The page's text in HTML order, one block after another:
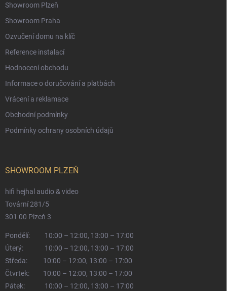
Showroom Plzeň
Showroom Praha
Ozvučení domu na klíč
Reference instalací
Hodnocení obchodu
Informace o doručování a platbách
Vrácení a reklamace
Obchodní podmínky
Podmínky ochrany osobních údajů
SHOWROOM PLZEŇ
hifi hejhal audio & video
Tovární 281/5
301 00 Plzeň 3
Pondělí:
10:00 – 12:00, 13:00 – 17:00
Úterý:
10:00 – 12:00, 13:00 – 17:00
Středa:
10:00 – 12:00, 13:00 – 17:00
Čtvrtek:
10:00 – 12:00, 13:00 – 17:00
Pátek:
10:00 – 12:00, 13:00 – 17:00